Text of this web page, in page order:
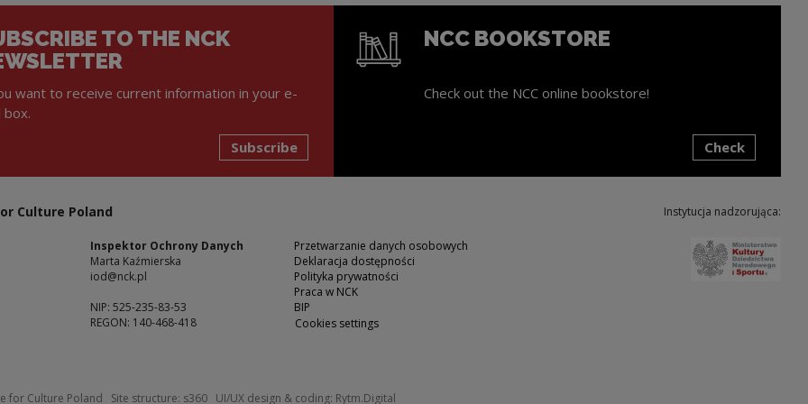
TO THE NCK
want to receive current information in your e-
box.
Subscribe
NCC BOOKSTORE
Check out the NCC online bookstore!
Check
Culture Poland
Inspektor Ochrony Danych
Marta Kaźmierska
iod@nck.pl
NIP: 525-235-83-53
REGON: 140-468-418
Przetwarzanie danych osobowych
Deklaracja dostępności
Polityka prywatności
Praca w NCK
BIP
Cookies settings
Instytucja nadzorująca:
for Culture Poland Site structure: s360Note, the link will open in a new window
UI/UX design & coding: Rytm.Digital